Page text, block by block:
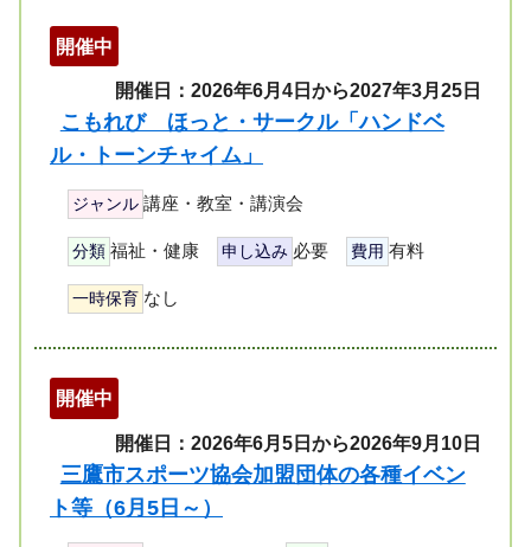
開催中
開催日：2026年6月4日から2027年3月25日
こもれび ほっと・サークル「ハンドベ
ル・トーンチャイム」
ジャンル 講座・教室・講演会
分類 福祉・健康 申し込み 必要 費用 有料
一時保育 なし
開催中
開催日：2026年6月5日から2026年9月10日
三鷹市スポーツ協会加盟団体の各種イベン
ト等（6月5日～）